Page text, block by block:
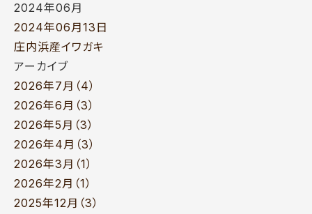
2024年06月
2024年06月13日
庄内浜産イワガキ
アーカイブ
2026年7月（4）
2026年6月（3）
2026年5月（3）
2026年4月（3）
2026年3月（1）
2026年2月（1）
2025年12月（3）